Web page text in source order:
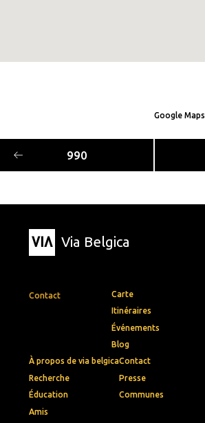
Google Maps
990
Via Belgica
Contact
Carte
Itinéraires
Événements
Blog
À propos de via belgica
Recherche
Éducation
Amis
Contact
Presse
Communes